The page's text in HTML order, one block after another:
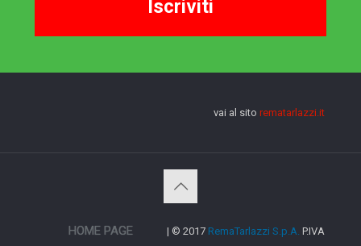
vai al sito rematarlazzi.it
HOME PAGE | © 2017 RemaTarlazzi S.p.A. P.IVA